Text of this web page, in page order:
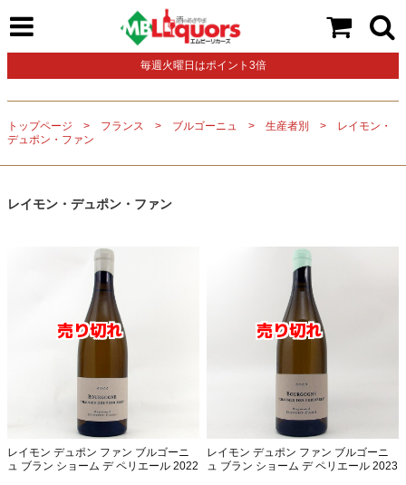
毎週火曜日はポイント3倍
トップページ フランス ブルゴーニュ 生産者別
レイモン・
デュポン・ファン
レイモン・デュポン・ファン
レイモン デュポン ファン ブルゴーニ
ュ ブラン ショーム デ ペリエール 2022
レイモン デュポン ファン ブルゴーニ
ュ ブラン ショーム デ ペリエール 2023